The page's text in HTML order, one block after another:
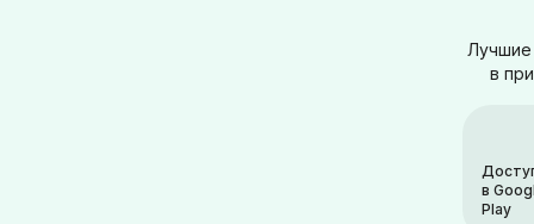
в
в
Play